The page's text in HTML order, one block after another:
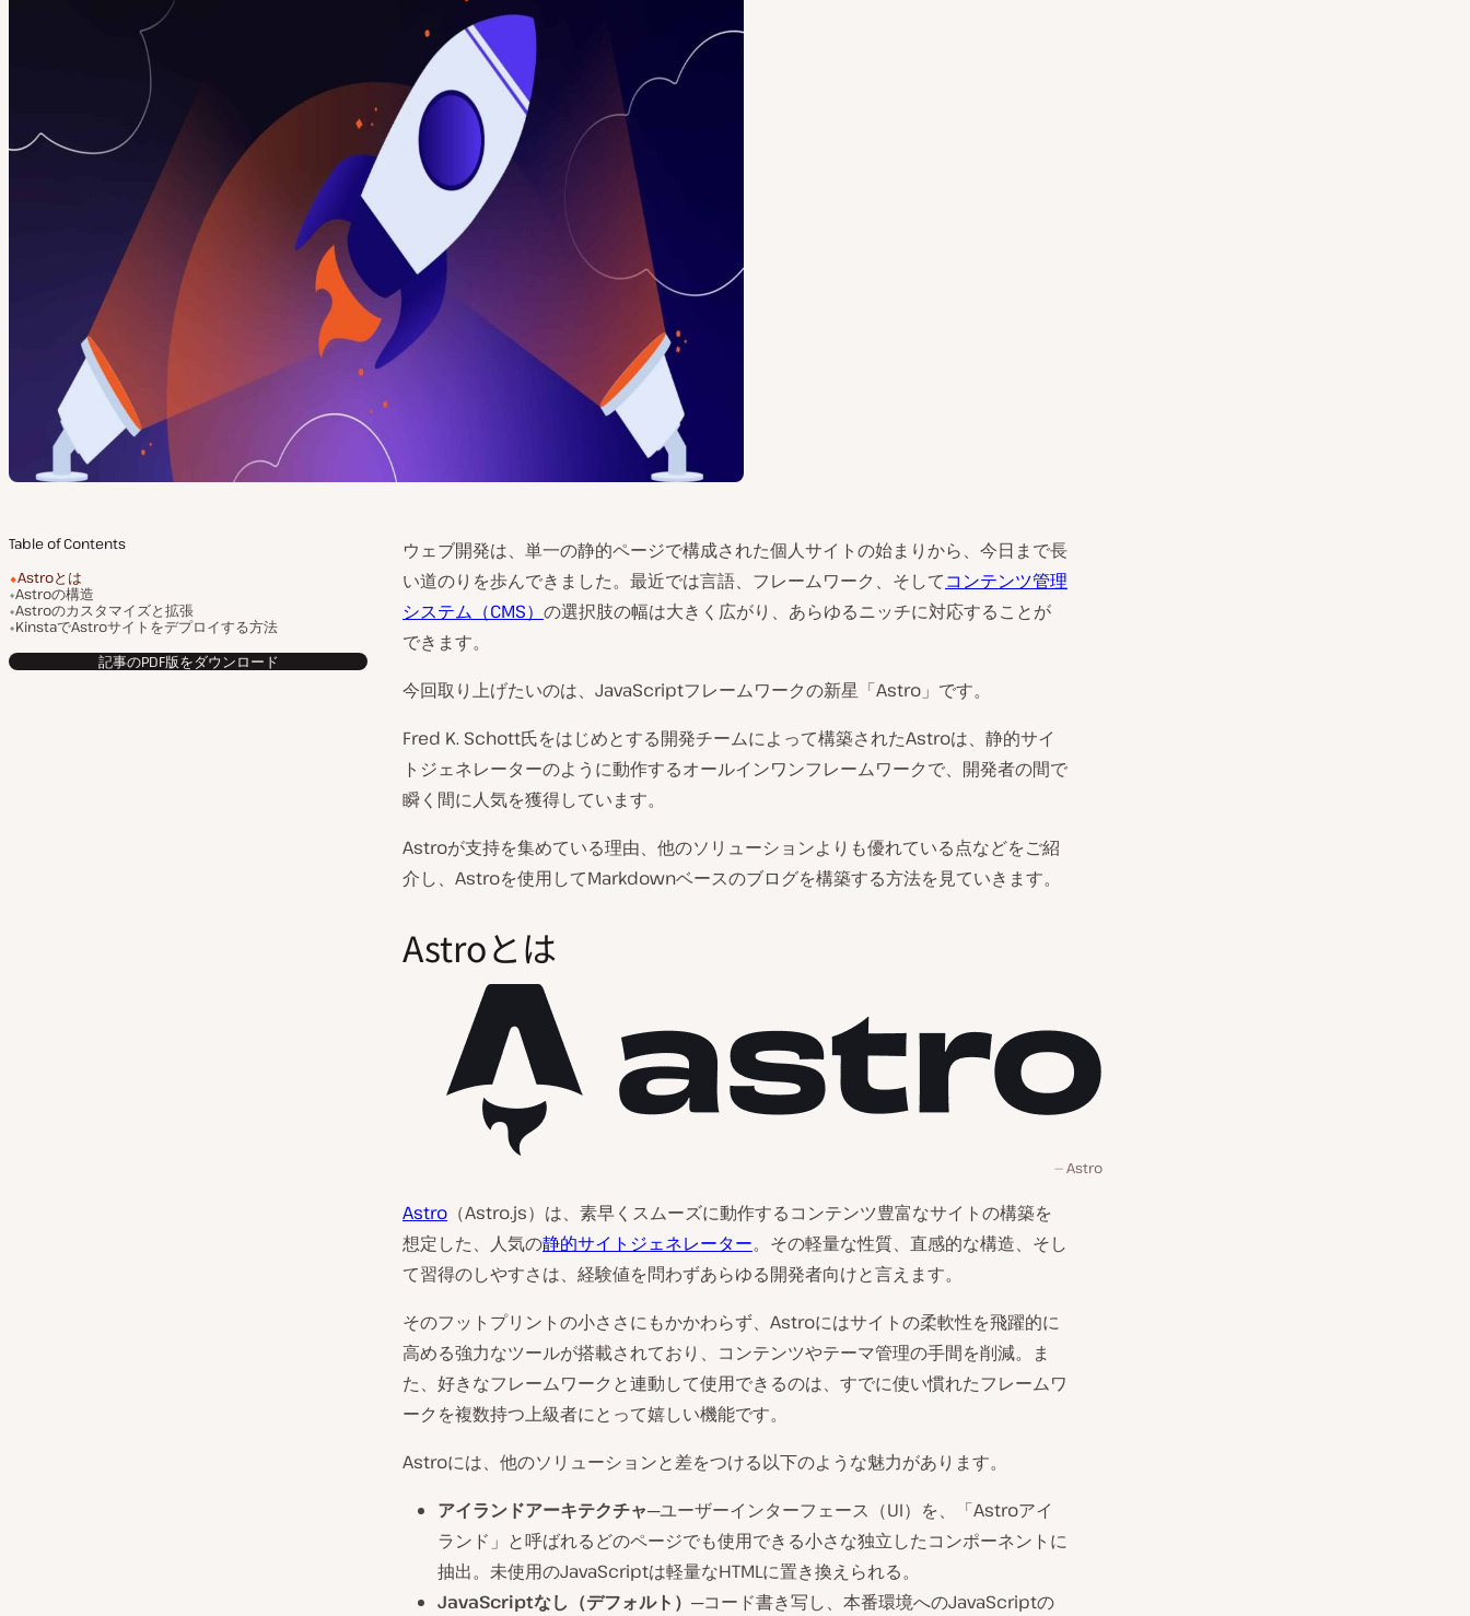
Table of Contents
Astroとは
Astroの構造
Astroのカスタマイズと拡張
KinstaでAstroサイトをデプロイする方法
記事のPDF版をダウンロード
ウェブ開発は、単一の静的ページで構成された個人サイトの始まりから、今日まで長
い道のりを歩んできました。最近では言語、フレームワーク、そしてコンテンツ管理
システム（CMS） の選択肢の幅は大きく広がり、あらゆるニッチに対応することが
できます。
今回取り上げたいのは、JavaScriptフレームワークの新星「Astro」です。
Fred K. Schott氏をはじめとする開発チームによって構築されたAstroは、静的サイ
トジェネレーターのように動作するオールインワンフレームワークで、開発者の間で
瞬く間に人気を獲得しています。
Astroが支持を集めている理由、他のソリューションよりも優れている点などをご紹
介し、Astroを使用してMarkdownベースのブログを構築する方法を見ていきます。
Astroとは
Astro
Astro （Astro.js）は、素早くスムーズに動作するコンテンツ豊富なサイトの構築を
想定した、人気の静的サイトジェネレーター。その軽量な性質、直感的な構造、そし
て習得のしやすさは、経験値を問わずあらゆる開発者向けと言えます。
そのフットプリントの小ささにもかかわらず、Astroにはサイトの柔軟性を飛躍的に
高める強力なツールが搭載されており、コンテンツやテーマ管理の手間を削減。ま
た、好きなフレームワークと連動して使用できるのは、すでに使い慣れたフレームワ
ークを複数持つ上級者にとって嬉しい機能です。
Astroには、他のソリューションと差をつける以下のような魅力があります。
アイランドアーキテクチャ─ユーザーインターフェース（UI）を、「Astroアイ
ランド」と呼ばれるどのページでも使用できる小さな独立したコンポーネントに
抽出。未使用のJavaScriptは軽量なHTMLに置き換えられる。
JavaScriptなし（デフォルト） ─コード書き写し、本番環境へのJavaScriptの